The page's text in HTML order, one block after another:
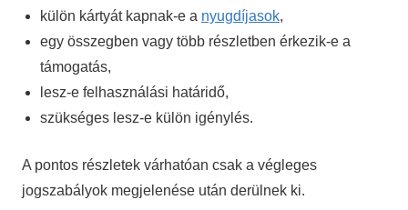
külön kártyát kapnak-e a nyugdíjasok,
egy összegben vagy több részletben érkezik-e a
támogatás,
lesz-e felhasználási határidő,
szükséges lesz-e külön igénylés.
A pontos részletek várhatóan csak a végleges
jogszabályok megjelenése után derülnek ki.